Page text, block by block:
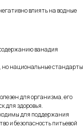
влиять на водные
ванадия
но национальные стандарты
для организма, его
для здоровья.
для поддержания
и безопасность питьевой